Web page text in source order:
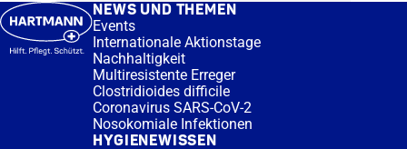
NEWS UND THEMEN
Events
Internationale Aktionstage
Nachhaltigkeit
Multiresistente Erreger
Clostridioides difficile
Coronavirus SARS-CoV-2
Nosokomiale Infektionen
HYGIENEWISSEN